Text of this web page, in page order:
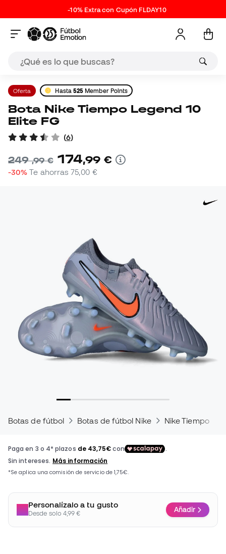
-10% Extra con Cupón FLDAY10
Oferta Hasta 525 Member Points
Bota Nike Tiempo Legend 10
Elite FG
(6)
249,99 € 174,99 €
-30% Te ahorras75,00 €
Botas de fútbol Botas de fútbol Nike Nike Tiempo
Personalízalo a tu gusto
Desde solo 4,99 € Añadir